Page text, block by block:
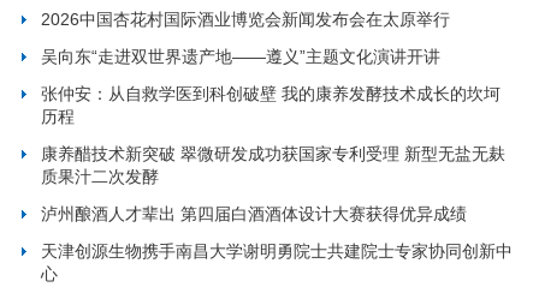
2026中国杏花村国际酒业博览会新闻发布会在太原举行
吴向东“走进双世界遗产地——遵义”主题文化演讲开讲
张仲安：从自救学医到科创破壁 我的康养发酵技术成长的坎坷
历程
康养醋技术新突破 翠微研发成功获国家专利受理 新型无盐无麸
质果汁二次发酵
泸州酿酒人才辈出 第四届白酒酒体设计大赛获得优异成绩
天津创源生物携手南昌大学谢明勇院士共建院士专家协同创新中
心